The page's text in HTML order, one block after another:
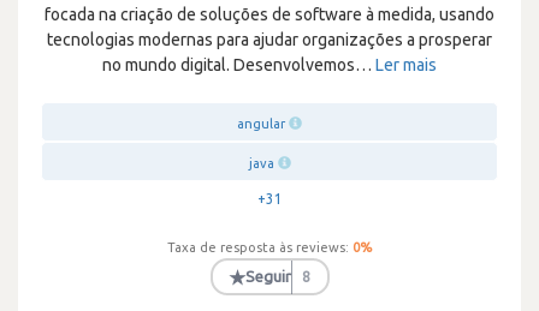
focada na criação de soluções de software à medida, usando
tecnologias modernas para ajudar organizações a prosperar
no mundo digital. Desenvolvemos… Ler mais
angular
java
+31
Taxa de resposta às reviews: 0%
★Seguir 8